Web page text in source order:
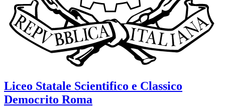
Liceo Statale Scientifico e Classico
Democrito Roma